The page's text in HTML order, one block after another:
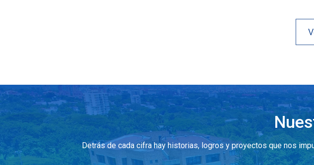
Detrás de cada cifra hay historias, logros y proyectos que nos